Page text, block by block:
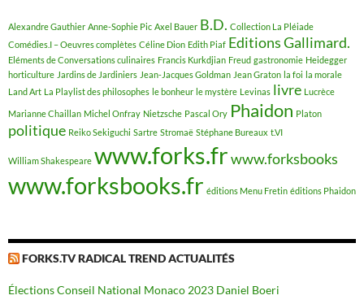
Alexandre Gauthier Anne-Sophie Pic Axel Bauer B.D. Collection La Pléiade
Comédies.I – Oeuvres complètes Céline Dion Edith Piaf Editions Gallimard.
Eléments de Conversations culinaires Francis Kurkdjian Freud gastronomie Heidegger
horticulture Jardins de Jardiniers Jean-Jacques Goldman Jean Graton la foi la morale
Land Art La Playlist des philosophes le bonheur le mystère Levinas livre Lucrèce
Marianne Chaillan Michel Onfray Nietzsche Pascal Ory Phaidon Platon
politique Reiko Sekiguchi Sartre Stromaë Stéphane Bureaux t.VI
William Shakespeare www.forks.frwww.forksbooks
www.forksbooks.fr éditions Menu Fretin éditions Phaidon
FORKS.TV RADICAL TREND ACTUALITÉS
Élections Conseil National Monaco 2023 Daniel Boeri